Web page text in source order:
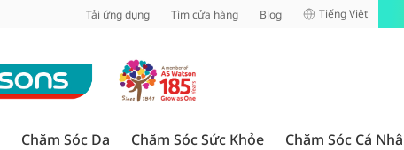
Tải ứng dụng Tìm cửa hàng Blog Tiếng Việt
Chăm Sóc Da Chăm Sóc Sức Khỏe Chăm Sóc Cá